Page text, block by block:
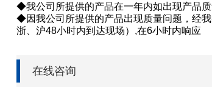
◆我公司所提供的产品在一年内如出现产品
◆因我公司所提供的产品出现质量问题，经
浙、沪48小时内到达现场）,在6小时内响应
在线咨询